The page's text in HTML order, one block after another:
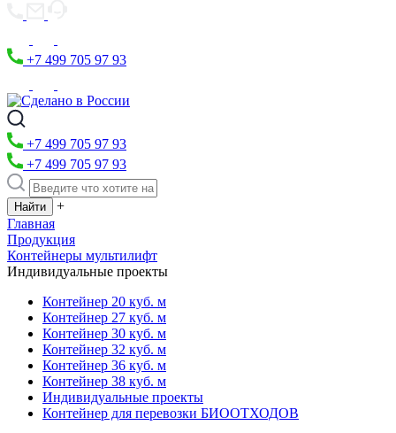
+7 499 705 97 93
+7 499 705 97 93
+7 499 705 97 93
+
Главная
Продукция
Контейнеры мультилифт
Индивидуальные проекты
Контейнер 20 куб. м
Контейнер 27 куб. м
Контейнер 30 куб. м
Контейнер 32 куб. м
Контейнер 36 куб. м
Контейнер 38 куб. м
Индивидуальные проекты
Контейнер для перевозки БИООТХОДОВ